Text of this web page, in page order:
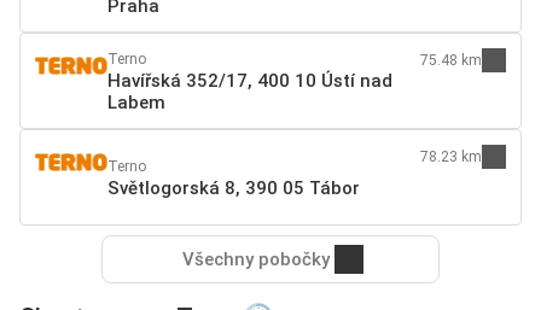
Praha
Terno
Havířská 352/17, 400 10 Ústí nad
Labem
75.48 km
Terno
Světlogorská 8, 390 05 Tábor
78.23 km
Všechny pobočky